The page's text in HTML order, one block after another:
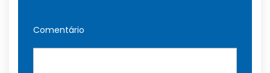
Comentário